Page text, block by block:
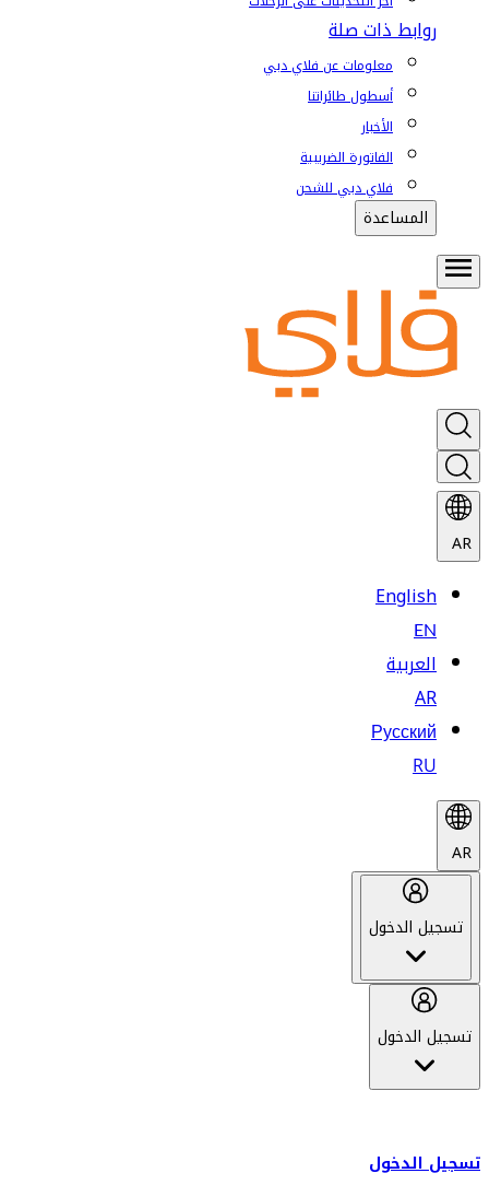
روابط ذات صلة
معلومات عن فلاي دبي
أسطول طائراتنا
الأخبار
الفاتورة الضريبية
فلاي دبي للشحن
المساعدة
AR
English
EN
العربية
AR
Русский
RU
AR
تسجيل الدخول
تسجيل الدخول
تسجيل الدخول